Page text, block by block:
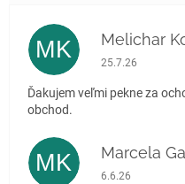
MK Melichar
Hodnotenie
25.7.26
Ďakujem veľmi pekne za
obchod.
MK Marcela
Hodnotenie
6.6.26